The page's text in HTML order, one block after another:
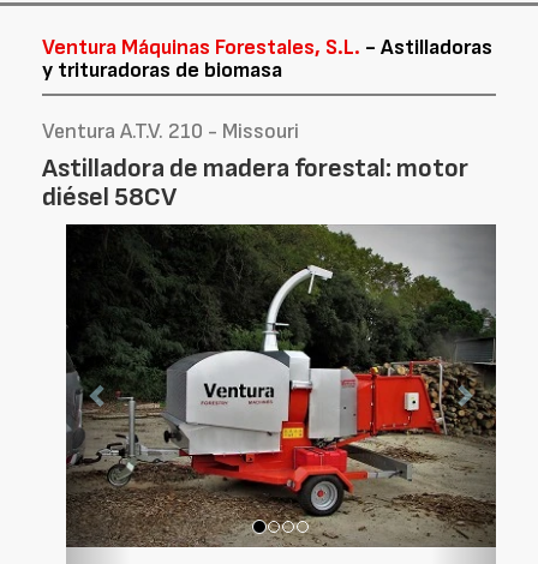
Ventura Máquinas Forestales, S.L. - Astilladoras
y trituradoras de biomasa
Ventura A.T.V. 210 - Missouri
Astilladora de madera forestal: motor
diésel 58CV
Foto
Anterior